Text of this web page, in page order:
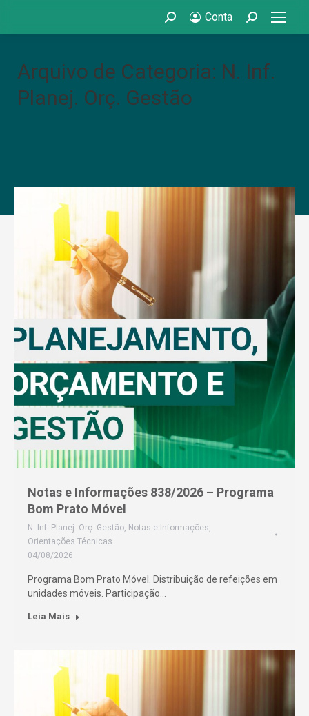
Search: Conta Search:
Arquivo de Categoria: N. Inf.
Planej. Orç. Gestão
Notas e Informações 838/2026 – Programa
Bom Prato Móvel
N. Inf. Planej. Orç. Gestão, Notas e Informações,
Orientações Técnicas
04/08/2026
Programa Bom Prato Móvel. Distribuição de refeições em
unidades móveis. Participação…
Leia Mais